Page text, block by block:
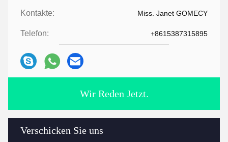
Kontakte: Miss. Janet GOMECY
Telefon: +8615387315895
Wir Reden Jetzt.
Verschicken Sie uns